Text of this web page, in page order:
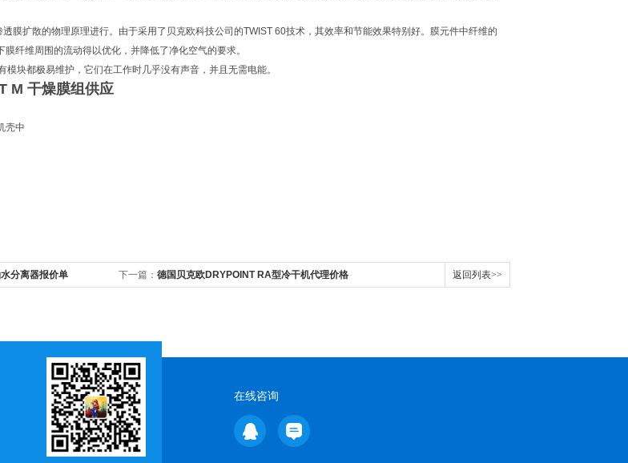
扩散的物理原理进行。由于采用了贝克欧科技公司的TWIST 60技术，其效率和节能效果特别好。膜元件中纤维的
纤维周围的流动得以优化，并降低了净化空气的要求。
块都极易维护，它们在工作时几乎没有声音，并且无需电能。
M 干燥膜组供应
壳中
分离器报价单 下一篇： 德国贝克欧DRYPOINT RA型冷干机代理价格 返回列表>>
在线咨询